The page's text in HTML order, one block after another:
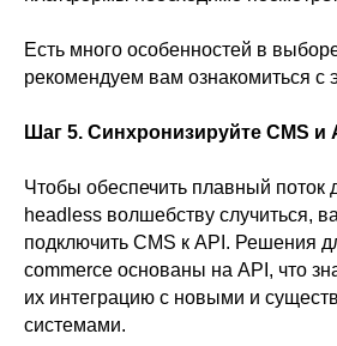
Есть много особенностей в
рекомендуем вам ознакомиться с
Шаг 5. Синхронизируйте CMS и
Чтобы обеспечить плавный поток
headless волшебству случиться,
подключить CMS к API. Решения
commerce основаны на API, что
их интеграцию с новыми и
системами.